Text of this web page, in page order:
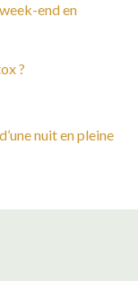
end en
?
nuit en pleine